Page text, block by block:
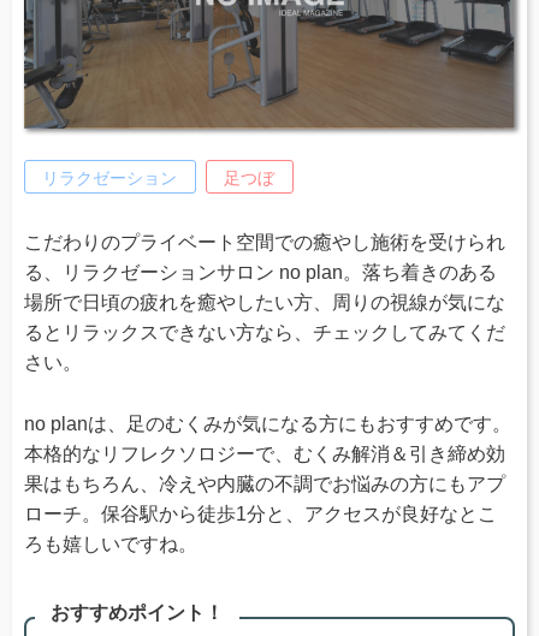
リラクゼーション 足つぼ
こだわりのプライベート空間での癒やし施術を受けられ
る、リラクゼーションサロン no plan。落ち着きのある
場所で日頃の疲れを癒やしたい方、周りの視線が気にな
るとリラックスできない方なら、チェックしてみてくだ
さい。
no planは、足のむくみが気になる方にもおすすめです。
本格的なリフレクソロジーで、むくみ解消＆引き締め効
果はもちろん、冷えや内臓の不調でお悩みの方にもアプ
ローチ。保谷駅から徒歩1分と、アクセスが良好なとこ
ろも嬉しいですね。
おすすめポイント！